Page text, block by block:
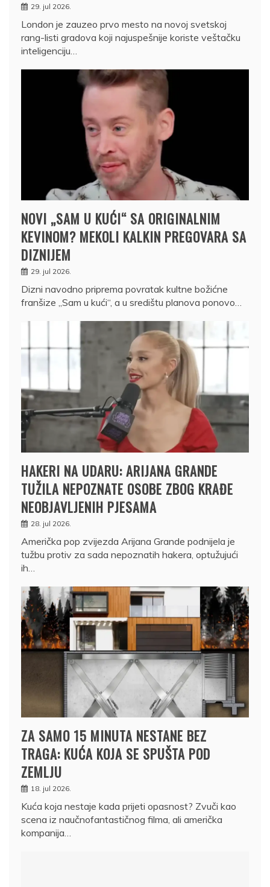
29. jul 2026.
London je zauzeo prvo mesto na novoj svetskoj
rang-listi gradova koji najuspešnije koriste veštačku
inteligenciju…
NOVI „SAM U KUĆI“ SA ORIGINALNIM
KEVINOM? MEKOLI KALKIN PREGOVARA SA
DIZNIJEM
29. jul 2026.
Dizni navodno priprema povratak kultne božićne
franšize „Sam u kući“, a u središtu planova ponovo…
HAKERI NA UDARU: ARIJANA GRANDE
TUŽILA NEPOZNATE OSOBE ZBOG KRAĐE
NEOBJAVLJENIH PJESAMA
28. jul 2026.
Američka pop zvijezda Arijana Grande podnijela je
tužbu protiv za sada nepoznatih hakera, optužujući
ih…
ZA SAMO 15 MINUTA NESTANE BEZ
TRAGA: KUĆA KOJA SE SPUŠTA POD
ZEMLJU
18. jul 2026.
Kuća koja nestaje kada prijeti opasnost? Zvuči kao
scena iz naučnofantastičnog filma, ali američka
kompanija…